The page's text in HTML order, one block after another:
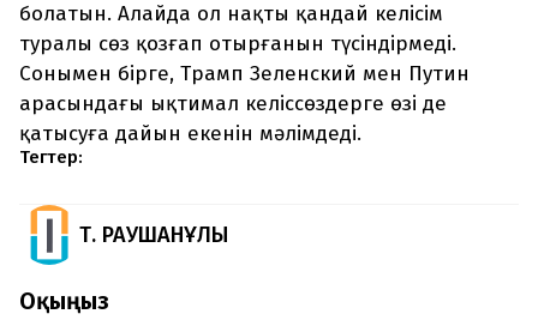
болатын. Алайда ол нақты қандай келісім
туралы сөз қозғап отырғанын түсіндірмеді.
Сонымен бірге, Трамп Зеленский мен Путин
арасындағы ықтимал келіссөздерге өзі де
қатысуға дайын екенін мәлімдеді.
Тегтер:
Т. РАУШАНҰЛЫ
Оқыңыз